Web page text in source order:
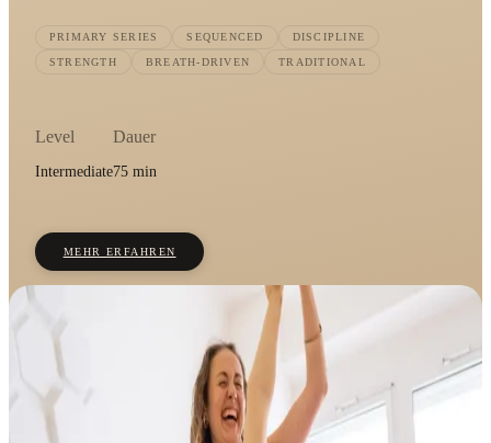
PRIMARY SERIES SEQUENCED DISCIPLINE
STRENGTH BREATH-DRIVEN TRADITIONAL
Level
Intermediate
Dauer
75 min
MEHR ERFAHREN